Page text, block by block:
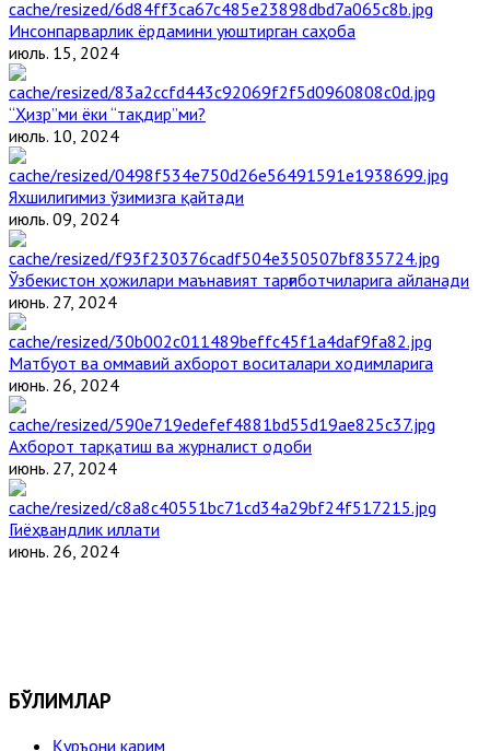
Инсонпарварлик ёрдамини уюштирган саҳоба
июль. 15, 2024
“Ҳизр”ми ёки “тақдир”ми?
июль. 10, 2024
Яхшилигимиз ўзимизга қайтади
июль. 09, 2024
Ўзбекистон ҳожилари маънавият тарғиботчиларига айланади
июнь. 27, 2024
Матбуот ва оммавий ахборот воситалари ходимларига
июнь. 26, 2024
Ахборот тарқатиш ва журналист одоби
июнь. 27, 2024
Гиёҳвандлик иллати
июнь. 26, 2024
БЎЛИМЛАР
Қуръони карим